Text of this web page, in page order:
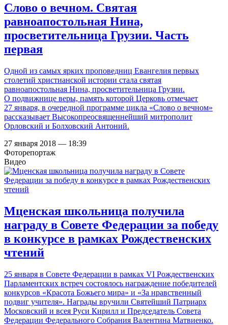
Слово о вечном. Святая
равноапостольная Нина,
просветительница Грузии. Часть
первая
Одной из самых ярких проповедниц Евангелия первых
столетий христианской истории стала святая
равноапостольная Нина, просветительница Грузии.
О подвижнице веры, память которой Церковь отмечает
27 января, в очередной программе цикла «Слово о вечном»
рассказывает Высокопреосвященнейший митрополит
Орловский и Болховский Антоний.
27 января 2018 — 18:39
Фоторепортаж
Видео
Мценская школьница получила
награду в Совете Федерации за победу
в конкурсе в рамках Рождественских
чтений
25 января в Совете Федерации в рамках VI Рождественских
Парламентских встреч состоялось награждение победителей
конкурсов «Красота Божьего мира» и «За нравственный
подвиг учителя». Награды вручили Святейший Патриарх
Московский и всея Руси Кирилл и Председатель Совета
Федерации Федерального Собрания Валентина Матвиенко.